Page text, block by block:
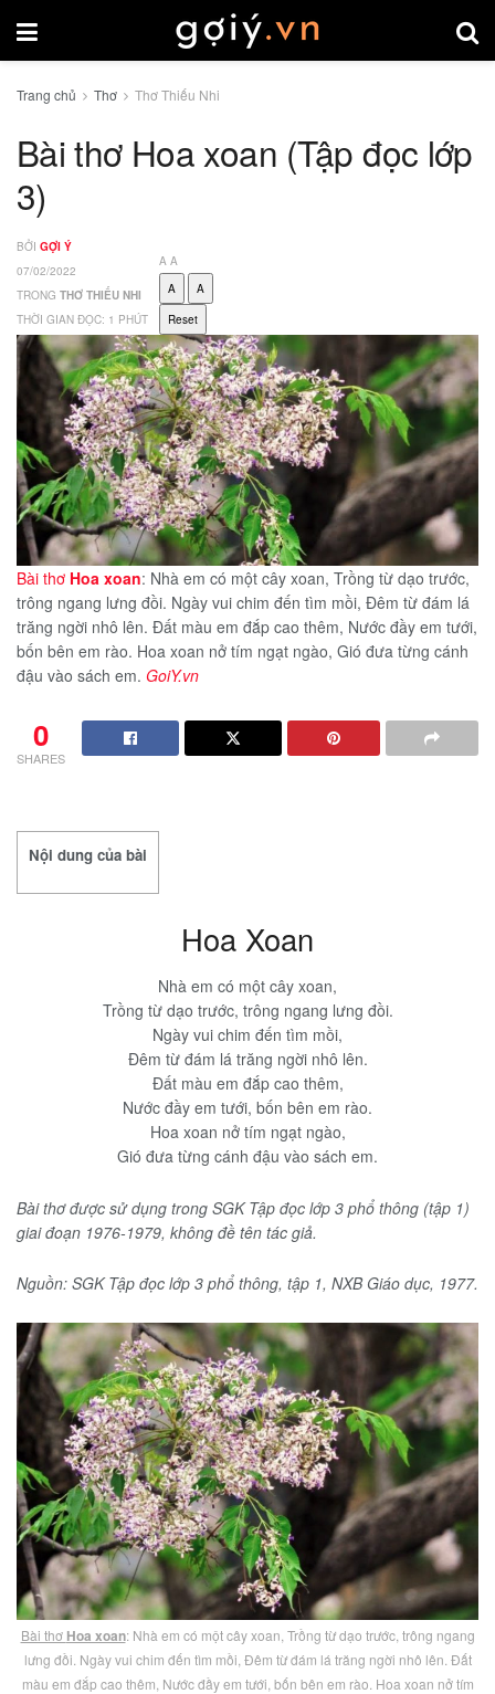
Trang chủ Thơ Thơ Thiếu Nhi
Bài thơ Hoa xoan (Tập đọc lớp
3)
BỞI GỢI Ý
07/02/2022
TRONG THƠ THIẾU NHI
THỜI GIAN ĐỌC: 1 PHÚT
A A
A
A
Reset
Bài thơ Hoa xoan: Nhà em có một cây xoan, Trồng từ dạo trước,
trông ngang lưng đồi. Ngày vui chim đến tìm mồi, Đêm từ đám lá
trăng ngời nhô lên. Đất màu em đắp cao thêm, Nước đầy em tưới,
bốn bên em rào. Hoa xoan nở tím ngạt ngào, Gió đưa từng cánh
đậu vào sách em. GoiY.vn
0
SHARES
Nội dung của bài
Hoa Xoan
Nhà em có một cây xoan,
Trồng từ dạo trước, trông ngang lưng đồi.
Ngày vui chim đến tìm mồi,
Đêm từ đám lá trăng ngời nhô lên.
Đất màu em đắp cao thêm,
Nước đầy em tưới, bốn bên em rào.
Hoa xoan nở tím ngạt ngào,
Gió đưa từng cánh đậu vào sách em.
Bài thơ được sử dụng trong SGK Tập đọc lớp 3 phổ thông (tập 1)
giai đoạn 1976-1979, không đề tên tác giả.
Nguồn: SGK Tập đọc lớp 3 phổ thông, tập 1, NXB Giáo dục, 1977.
Bài thơ Hoa xoan: Nhà em có một cây xoan, Trồng từ dạo trước, trông ngang
lưng đồi. Ngày vui chim đến tìm mồi, Đêm từ đám lá trăng ngời nhô lên. Đất
màu em đắp cao thêm, Nước đầy em tưới, bốn bên em rào. Hoa xoan nở tím